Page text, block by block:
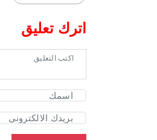
اترك تعليق